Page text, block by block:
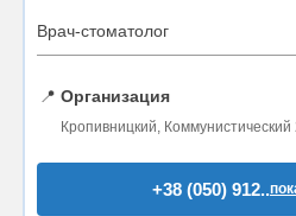
Врач-стоматолог
📍 Организация
Кропивницкий, Коммунистический
+38 (050) 912..